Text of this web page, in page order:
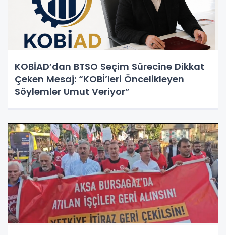
KOBİAD’dan BTSO Seçim Sürecine Dikkat
Çeken Mesaj: “KOBİ’leri Öncelikleyen
Söylemler Umut Veriyor”